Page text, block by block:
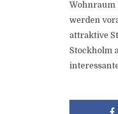
Wohnraum
werden
attraktive
Stockholm